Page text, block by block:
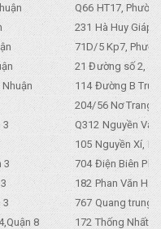
Q66 HT17,
231 Hà Huy Giáp,
71D/5 Kp7,
21 Đường số 2,
114 Đường B
204/56 Nơ Trang
3
Q312 Nguyền
105 Nguyền Xí,
3
704 Điện Biên
182 Phan Văn
3
767 Quang trung,
8
172 Thống Nhất.